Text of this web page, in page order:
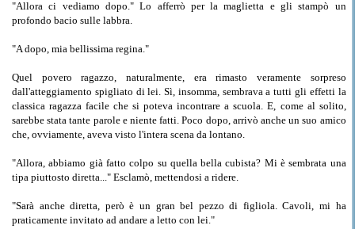
"Allora ci vediamo dopo." Lo afferrò per la maglietta e gli stampò un
profondo bacio sulle labbra.
"A dopo, mia bellissima regina."
Quel povero ragazzo, naturalmente, era rimasto veramente sorpreso
dall'atteggiamento spigliato di lei. Sì, insomma, sembrava a tutti gli effetti la
classica ragazza facile che si poteva incontrare a scuola. E, come al solito,
sarebbe stata tante parole e niente fatti. Poco dopo, arrivò anche un suo amico
che, ovviamente, aveva visto l'intera scena da lontano.
"Allora, abbiamo già fatto colpo su quella bella cubista? Mi è sembrata una
tipa piuttosto diretta..." Esclamò, mettendosi a ridere.
"Sarà anche diretta, però è un gran bel pezzo di figliola. Cavoli, mi ha
praticamente invitato ad andare a letto con lei."